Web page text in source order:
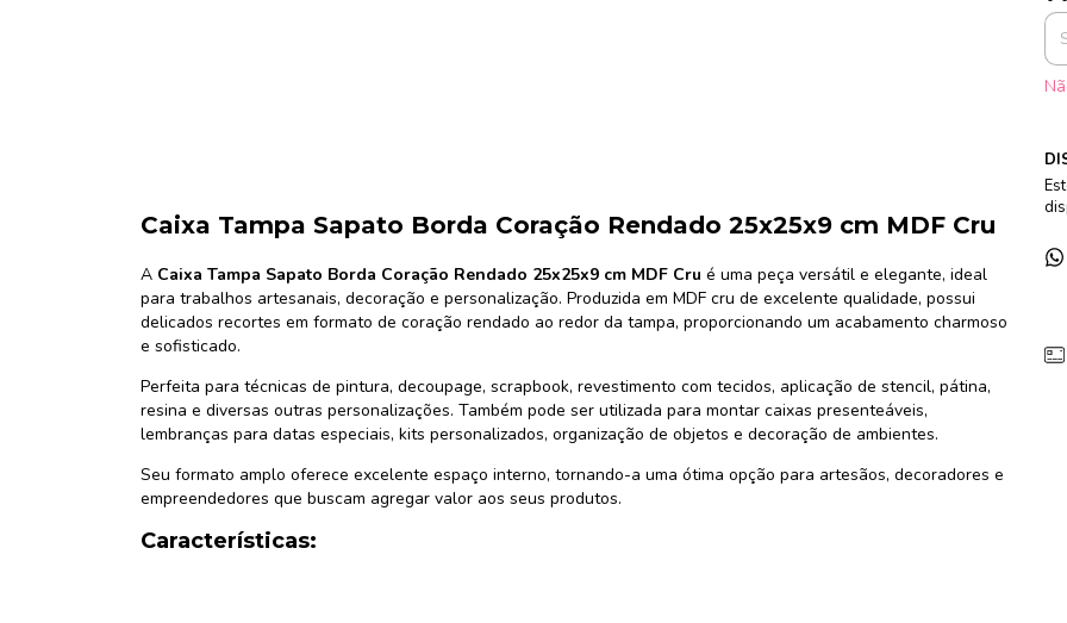
Caixa Tampa Sapato Borda Coração Rendado 25x25x9 cm MDF Cru
A Caixa Tampa Sapato Borda Coração Rendado 25x25x9 cm MDF Cru é uma peça versátil e elegante, ideal
para trabalhos artesanais, decoração e personalização. Produzida em MDF cru de excelente qualidade, possui
delicados recortes em formato de coração rendado ao redor da tampa, proporcionando um acabamento charmoso
e sofisticado.
Perfeita para técnicas de pintura, decoupage, scrapbook, revestimento com tecidos, aplicação de stencil, pátina,
resina e diversas outras personalizações. Também pode ser utilizada para montar caixas presenteáveis,
lembranças para datas especiais, kits personalizados, organização de objetos e decoração de ambientes.
Seu formato amplo oferece excelente espaço interno, tornando-a uma ótima opção para artesãos, decoradores e
empreendedores que buscam agregar valor aos seus produtos.
Características: